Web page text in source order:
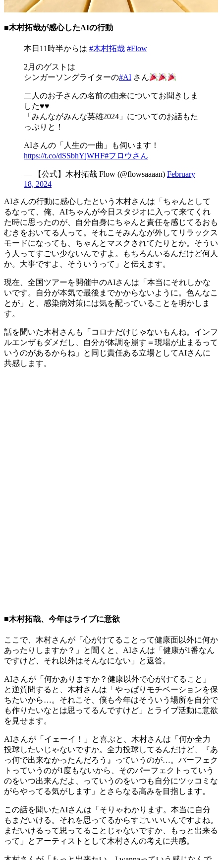
■木村拓哉が感心したAIの行動
本日11時半からは #木村拓哉 #Flow
2月のゲストは
シンガーソングライターの#AI さん
二人のお子さんの名前の由来についてお聞きしま
した♥️♥️
「みんながみんな英雄2024」についてのお話もた
っぷりと！
AIさんの「人生の一曲」も伺います！
https://t.co/dSSbhYjWHF#フロウさん
— 【公式】木村拓哉 Flow (@flowsaaaan) February
18, 2024
AIさんの行動に感心したという木村さんは「ちゃんとして
るなって、俺、AIちゃんが今日スタジオに入って来てくれ
た時に思ったのが、自分自身にちゃんと責任を感じてるおも
むきをおいてる人って。それこそみんなが外してリラックス
モードになっても、ちゃんとマスクされてたりとか。そうい
う人ってすごい少ないんですよ。もちろんいるんだけど何人
か。大事ですよ、そういうって」と伝えます。
現在、全国ツアーを開催中のAIさんは「本当にそれしかな
いです。自分が本気で最後までかからないように。色んなこ
とが」と、感染病対策には気を配っていることを明かしま
す。
話を聞いた木村さんも「コロナだけじゃないもんね。インフ
ルエンザもダメだし、自分が体調を崩す＝現場が止まるって
いうのがあるからね」と同じ責任ある立場としてAIさんに
共感します。
■木村拓哉、今年はライブに意欲
ここで、木村さんが「心がけてることって健康面以外に何か
あったりしますか？」と聞くと、AIさんは「健康が1番なん
ですけど、それ以外はそんなにない」と返答。
AIさんが「何かありますか？健康以外で心がけてること」
と逆質問すると、木村さんは「やっぱりモチベーションを保
ちたいから…。それこそ、僕も今年はそういう場所を自分で
も作りたいなとは思ってるんですけど」とライブ活動に意欲
を見せます。
AIさんが「イェーイ！」と喜ぶと、木村さんは「何か全力
投球したいじゃないですか。全力投球してるんだけど、『あ
っ何で出来なかったんだろう』っていうのが…。パーフェク
トっていうのが1度もないから、そのパーフェクトっていう
のをいつ出来んだよ、っていうのをいつも自分にツッコミな
がらやってる気がします」とさらなる高みを目指します。
この話を聞いたAIさんは「そりゃわかります。本当に自分
もまだいける。それを思ってるからすごいいいんですよね。
まだいけるって思ってることじゃないですか、もっと出来る
って」とアーティストとして木村さんの考えに共感。